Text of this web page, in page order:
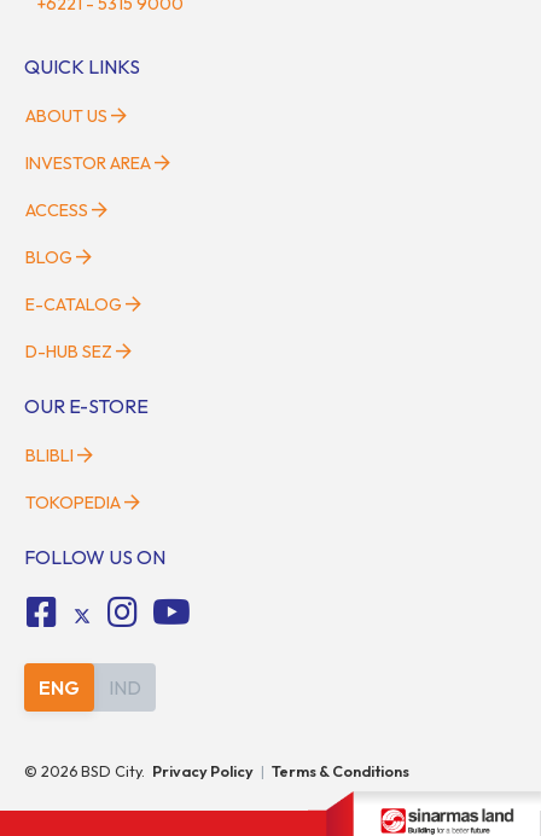
QUICK LINKS
ABOUT US
INVESTOR AREA
ACCESS
BLOG
E-CATALOG
D-HUB SEZ
OUR E-STORE
BLIBLI
TOKOPEDIA
FOLLOW US ON
ENG IND
© 2026BSD City. Privacy Policy | Terms & Conditions